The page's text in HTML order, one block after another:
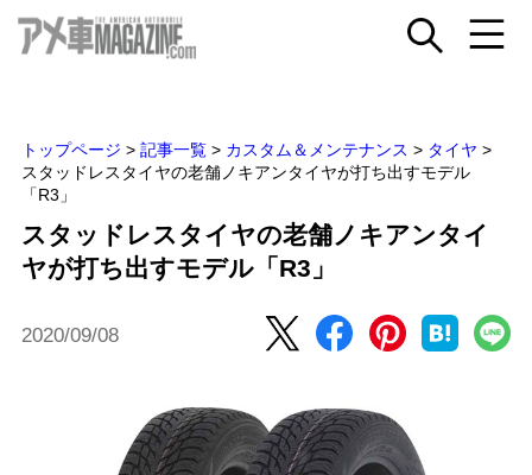
トップページ > 記事一覧 > カスタム＆メンテナンス > タイヤ >
スタッドレスタイヤの老舗ノキアンタイヤが打ち出すモデル
「R3」
スタッドレスタイヤの老舗ノキアンタイ
ヤが打ち出すモデル「R3」
2020/09/08